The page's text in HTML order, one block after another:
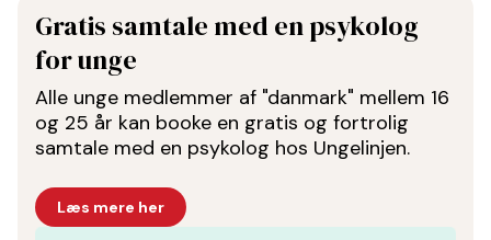
Gratis samtale med en psykolog
for unge
Alle unge medlemmer af "danmark" mellem 16
og 25 år kan booke en gratis og fortrolig
samtale med en psykolog hos Ungelinjen.
Læs mere her